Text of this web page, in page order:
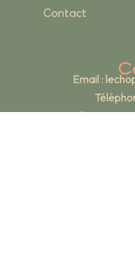
Contact
Email :
Adresse : 19